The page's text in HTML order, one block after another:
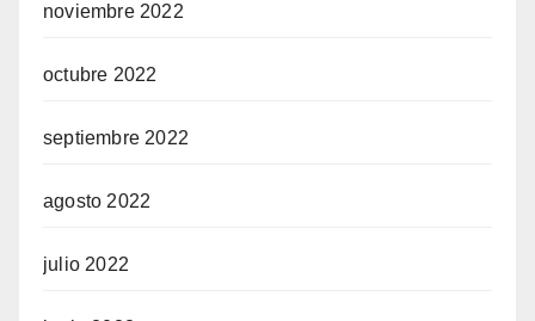
noviembre 2022
octubre 2022
septiembre 2022
agosto 2022
julio 2022